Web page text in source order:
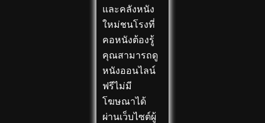
และคลังหนัง
ใหม่ชนโรงที่
คอหนังต้องรู้
คุณสามารถดู
หนังออนไลน์
ฟรีไม่มี
โฆษณาได้
ผ่านเว็บไซต์ผู้